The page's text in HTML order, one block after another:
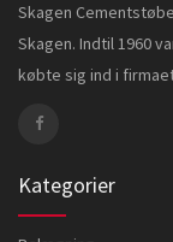
Skagen
Skagen. Indtil 1960
købte sig ind i
Kategorier